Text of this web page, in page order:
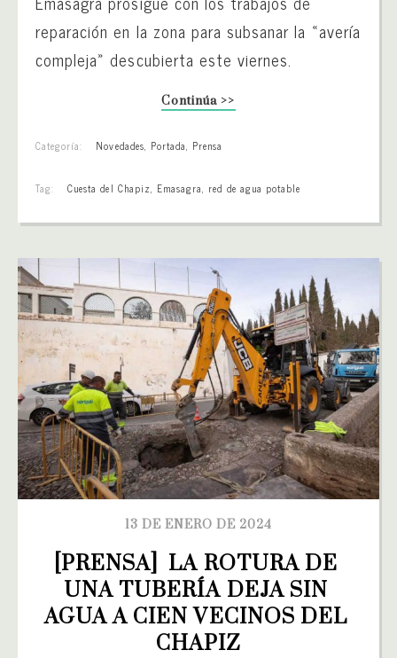
reparación en la zona para subsanar la «avería
compleja» descubierta este viernes.
Continúa >>
Categoría: Novedades, Portada, Prensa
Tag: Cuesta del Chapiz, Emasagra, red de agua potable
13 DE ENERO DE 2024
[PRENSA]  LA ROTURA DE
UNA TUBERÍA DEJA SIN
AGUA A CIEN VECINOS DEL
CHAPIZ